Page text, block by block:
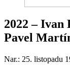
2022 –
Pavel
Nar.: 25. listopadu